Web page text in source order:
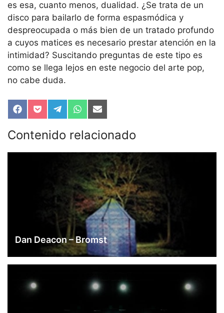
es esa, cuanto menos, dualidad. ¿Se trata de un
disco para bailarlo de forma espasmódica y
despreocupada o más bien de un tratado profundo
a cuyos matices es necesario prestar atención en la
intimidad? Suscitando preguntas de este tipo es
como se llega lejos en este negocio del arte pop,
no cabe duda.
Compartir
en
Facebook
Compartir
en
Pocket
Compartir
en
Telegram
Compartir
en
WhatsApp
Compartir
en
Email
Contenido relacionado
Dan Deacon – Bromst